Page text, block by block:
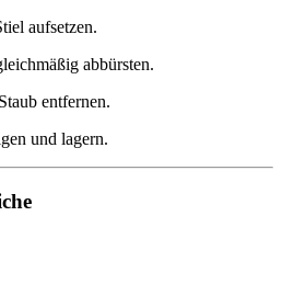
aufsetzen.
abbürsten.
entfernen.
und lagern.